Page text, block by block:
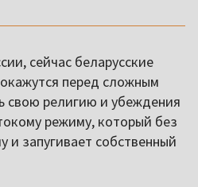
сейчас беларусские
перед сложным
свою религию и убеждения
режиму, который без
и запугивает собственный